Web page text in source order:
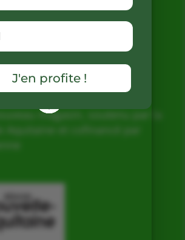
de 9h à 19h
magasin, soutenu par la
J'en profite !